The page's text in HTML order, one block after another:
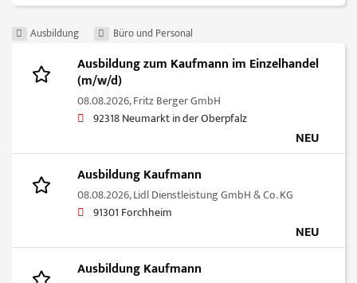
Ausbildung Büro und Personal
Ausbildung zum Kaufmann im Einzelhandel
(m/w/d)
08.08.2026,Fritz Berger GmbH
92318 Neumarkt in der Oberpfalz
NEU
Ausbildung Kaufmann
08.08.2026,Lidl Dienstleistung GmbH & Co. KG
91301 Forchheim
NEU
Ausbildung Kaufmann